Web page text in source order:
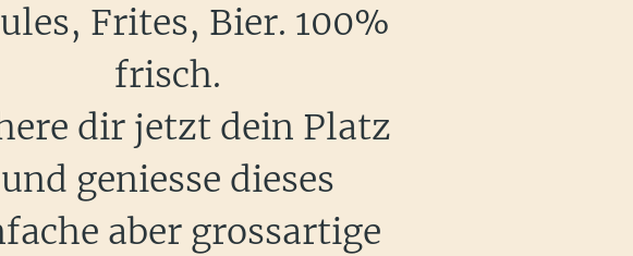
Frites, Bier. 100%
frisch.
dir jetzt dein Platz
und geniesse dieses
aber grossartige